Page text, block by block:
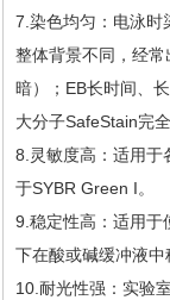
7.染色均匀：电泳时
整体背景不同，经
暗）；EB长时间、
大分子SafeStain完
8.灵敏度高：适用于
于SYBR Green I。
9.稳定性高：适用于
下在酸或碱缓冲液中
10.耐光性强：实验